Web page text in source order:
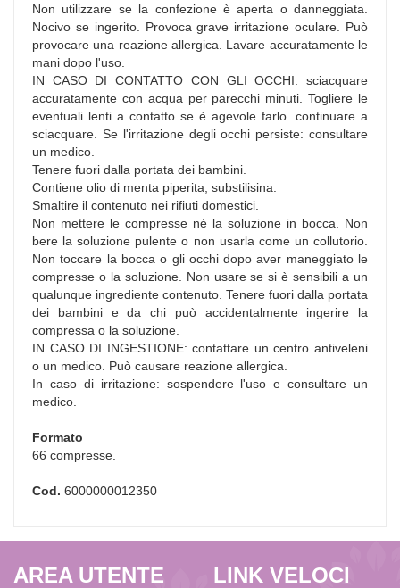
Non utilizzare se la confezione è aperta o danneggiata.
Nocivo se ingerito. Provoca grave irritazione oculare. Può
provocare una reazione allergica. Lavare accuratamente le
mani dopo l'uso.
IN CASO DI CONTATTO CON GLI OCCHI: sciacquare
accuratamente con acqua per parecchi minuti. Togliere le
eventuali lenti a contatto se è agevole farlo. continuare a
sciacquare. Se l'irritazione degli occhi persiste: consultare
un medico.
Tenere fuori dalla portata dei bambini.
Contiene olio di menta piperita, substilisina.
Smaltire il contenuto nei rifiuti domestici.
Non mettere le compresse né la soluzione in bocca. Non
bere la soluzione pulente o non usarla come un collutorio.
Non toccare la bocca o gli occhi dopo aver maneggiato le
compresse o la soluzione. Non usare se si è sensibili a un
qualunque ingrediente contenuto. Tenere fuori dalla portata
dei bambini e da chi può accidentalmente ingerire la
compressa o la soluzione.
IN CASO DI INGESTIONE: contattare un centro antiveleni
o un medico. Può causare reazione allergica.
In caso di irritazione: sospendere l'uso e consultare un
medico.
Formato
66 compresse.
Cod. 6000000012350
AREA UTENTE LINK VELOCI